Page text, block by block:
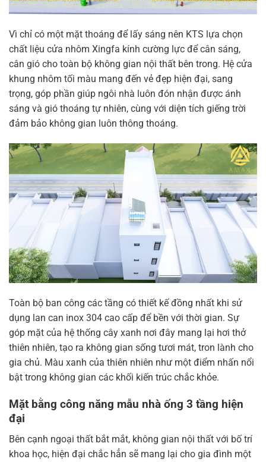
Vì chỉ có một mặt thoáng để lấy sáng nên KTS lựa chọn
chất liệu cửa nhôm Xingfa kính cường lực để cân sáng,
cân gió cho toàn bộ không gian nội thất bên trong. Hệ cửa
khung nhôm tối màu mang đến vẻ đẹp hiện đại, sang
trọng, góp phần giúp ngôi nhà luôn đón nhận được ánh
sáng và gió thoáng tự nhiên, cùng với diện tích giếng trời
đảm bảo không gian luôn thông thoáng.
Toàn bộ ban công các tầng có thiết kế đồng nhất khi sử
dụng lan can inox 304 cao cấp để bền với thời gian. Sự
góp mặt của hệ thống cây xanh nơi đây mang lại hơi thở
thiên nhiên, tạo ra không gian sống tươi mát, tron lành cho
gia chủ. Màu xanh của thiên nhiên như một điểm nhấn nổi
bật trong không gian các khối kiến trúc chắc khỏe.
Mặt bằng công năng mẫu nhà ống 3 tầng hiện
đại
Bên cạnh ngoại thất bắt mắt, không gian nội thất với bố trí
khoa học, hiện đại chắc hẳn sẽ mang lại cho gia đình một